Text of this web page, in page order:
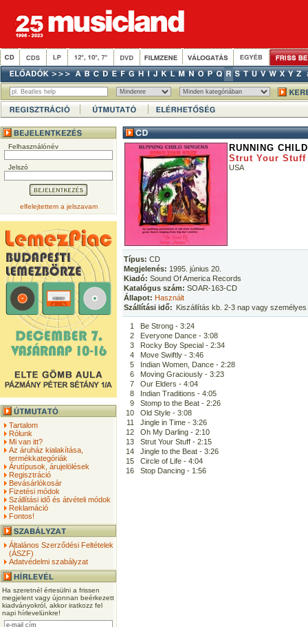
Felhasználónév
Jelszó
elfelejtettem a jelszavam
Tartalom
Rólunk
Mi van itt?
Az áruház kialakítása,
termékkategóriák
Árutípusok, árujelölések
Regisztráció
Bevásárlókosár
Fizetési módok
Szállítási idő és átvételi módok
Reklamáció
Fontos!
Általános Szerződési Feltételek
(ÁSZF)
Adatvédelmi szabályzat
Ha szeretnél értesülni a frissen
megjelent vagy újonnan beérkezett
kiadványokról, akkor iratkozz fel
napi hírlevelünkre!
RUNNING
Strut Your Stuff
USA
Típus: CD
Megjelenés: 1995. június 20.
Kiadó: Sound Of America Records
Katalógus szám: SOAR-163-CD
Állapot: Használt
Szállítási idő: Kiszállítás kb. 2-3 nap vagy
1
Be Strong - 3:24
2
Everyone Dance - 3:08
3
Rocky Boy Special - 2:34
4
Move Swiftly - 3:46
5
Indian Women, Dance - 2:28
6
Moving Graciously - 3:23
7
Our Elders - 4:04
8
Indian Traditions - 4:05
9
Stomp to the Beat - 2:26
10
Old Style - 3:08
11
Jingle in Time - 3:26
12
Oh My Darling - 2:10
13
Strut Your Stuff - 2:15
14
Jingle to the Beat - 3:26
15
Circle of Life - 4:04
16
Stop Dancing - 1:56